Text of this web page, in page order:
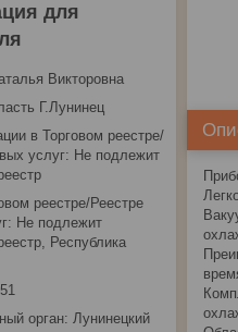
для
Викторовна
Г.Лунинец
в Торговом реестре/
услуг: Не подлежит
реестре/Реестре
Не подлежит
Республика
орган: Лунинецкий